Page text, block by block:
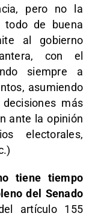
pero no la
todo de buena
al gobierno
con el
siempre a
asumiendo
más
ante la opinión
electorales,
tiene tiempo
del Senado
artículo 155